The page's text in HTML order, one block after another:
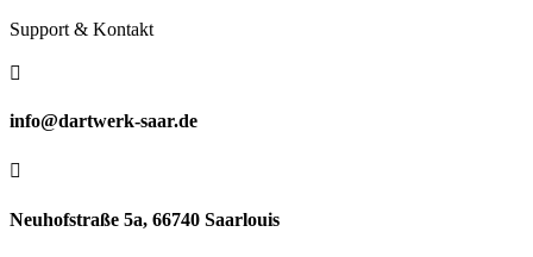
Support & Kontakt

info@dartwerk-saar.de

Neuhofstraße 5a, 66740 Saarlouis